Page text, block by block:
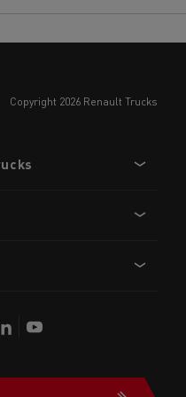
copyright 2026 Renault Trucks